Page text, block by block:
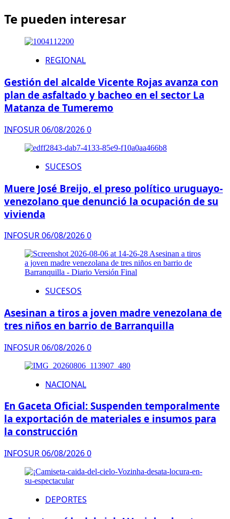
Te pueden interesar
REGIONAL
Gestión del alcalde Vicente Rojas avanza con
plan de asfaltado y bacheo en el sector La
Matanza de Tumeremo
INFOSUR06/08/20260
SUCESOS
Muere José Breijo, el preso político uruguayo-
venezolano que denunció la ocupación de su
vivienda
INFOSUR06/08/20260
SUCESOS
Asesinan a tiros a joven madre venezolana de
tres niños en barrio de Barranquilla
INFOSUR06/08/20260
NACIONAL
En Gaceta Oficial: Suspenden temporalmente
la exportación de materiales e insumos para
la construcción
INFOSUR06/08/20260
DEPORTES